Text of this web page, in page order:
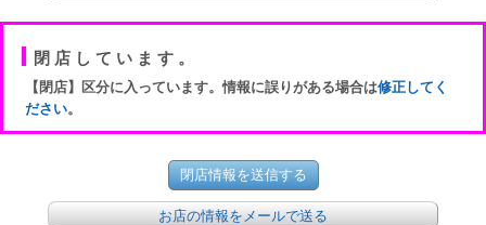
閉店しています。
【閉店】区分に入っています。情報に誤りがある場合は修正してく
ださい。
お店の情報をメールで送る